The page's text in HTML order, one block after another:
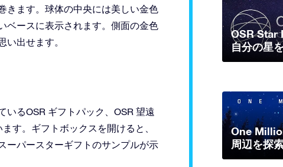
きます。球体の中央には美しい金色
ベースに表示されます。側面の金色
出せます。
るOSR ギフトパック、OSR 望遠
す。ギフトボックスを開けると、
ーパースターギフトのサンプルが示
OSR Star
自分の星
One
周辺を探